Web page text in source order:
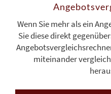
Wenn Sie mehr als ein
Sie diese direkt
miteinander